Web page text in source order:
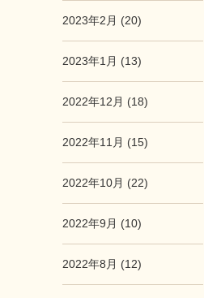
2023年2月 (20)
2023年1月 (13)
2022年12月 (18)
2022年11月 (15)
2022年10月 (22)
2022年9月 (10)
2022年8月 (12)